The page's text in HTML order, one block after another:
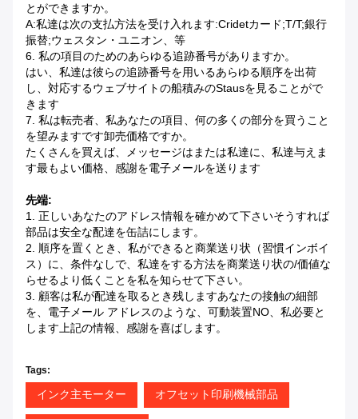
とができますか。
A:私達は次の支払方法を受け入れます:cridetカード;T/T;銀行
振替;ウェスタン・ユニオン、等
6. 私の項目のためのあらゆる追跡番号がありますか。
はい、私達は彼らの追跡番号を用いるあらゆる順序を出荷
し、対応するウェブサイトの船積みのstausを見ることがで
きます
7. 私は転売者、私あなたの項目、何の多くの部分を買うこと
を望みますです卸売価格ですか。
たくさんを買えば、メッセージはまたは私達に、私達与えま
す最もよい価格、感謝を電子メールを送ります
先端:
1. 正しいあなたのアドレス情報を確かめて下さいそうすれば
部品は安全な配達を缶詰にします。
2. 順序を置くとき、私ができると商業送り状（習慣インボイ
ス）に、条件なしで、私達をする方法を商業送り状の/価値な
らせるより低くことを私を知らせて下さい。
3. 顧客は私が配達を取るとき残しますあなたの接触の細部
を、電子メール アドレスのような、可動装置NO、私必要と
します上記の情報、感謝を喜ばします。
Tags:
インク主モーター オフセット印刷機械部品